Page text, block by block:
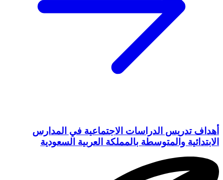
أهداف تدريس الدراسات الاجتماعية في المدارس
الابتدائية والمتوسطة بالمملكة العربية السعودية